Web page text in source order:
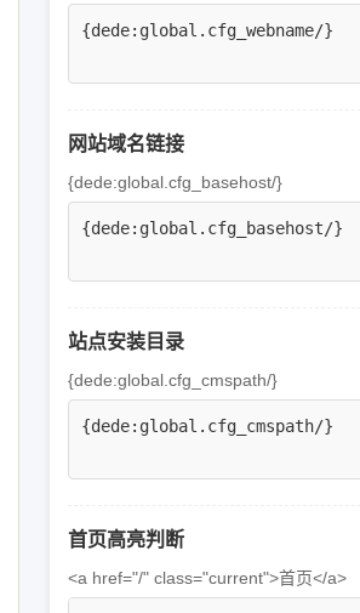
网站域名链接
{dede:global.cfg_basehost/}
站点安装目录
{dede:global.cfg_cmspath/}
首页高亮判断
<a href="/" class="current">首页</a>